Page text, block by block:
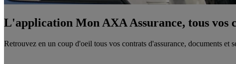
L'application Mon AXA Assurance, tous vos
Retrouvez en un coup d'oeil tous vos contrats d'assurance, documents